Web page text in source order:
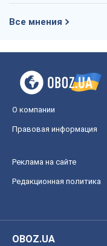
Все мнения
О компании
Правовая информация
Реклама на сайте
Редакционная политика
OBOZ.UA